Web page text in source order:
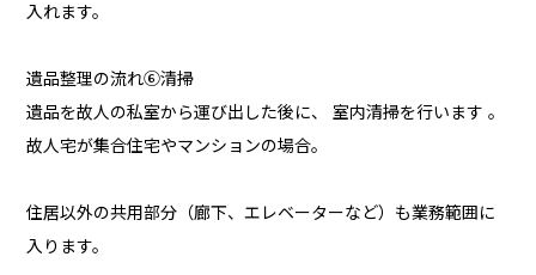
入れます。
遺品整理の流れ⑥清掃
遺品を故人の私室から運び出した後に、 室内清掃を行います 。
故人宅が集合住宅やマンションの場合。
住居以外の共用部分（廊下、エレベーターなど）も業務範囲に
入ります。